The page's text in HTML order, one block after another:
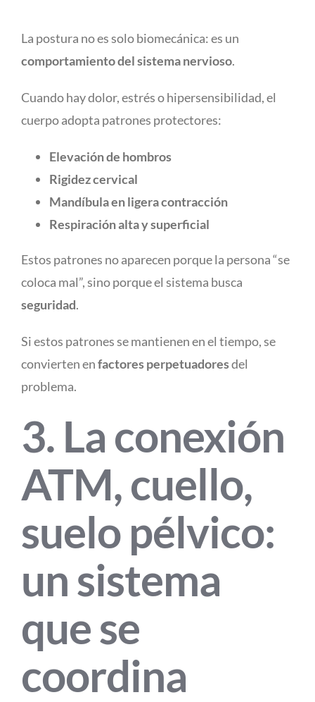
La postura no es solo biomecánica: es un
comportamiento del sistema nervioso.
Cuando hay dolor, estrés o hipersensibilidad, el
cuerpo adopta patrones protectores:
Elevación de hombros
Rigidez cervical
Mandíbula en ligera contracción
Respiración alta y superficial
Estos patrones no aparecen porque la persona “se
coloca mal”, sino porque el sistema busca
seguridad.
Si estos patrones se mantienen en el tiempo, se
convierten enfactores perpetuadoresdel
problema.
3. La conexión
ATM, cuello,
suelo pélvico:
un sistema
que se
coordina